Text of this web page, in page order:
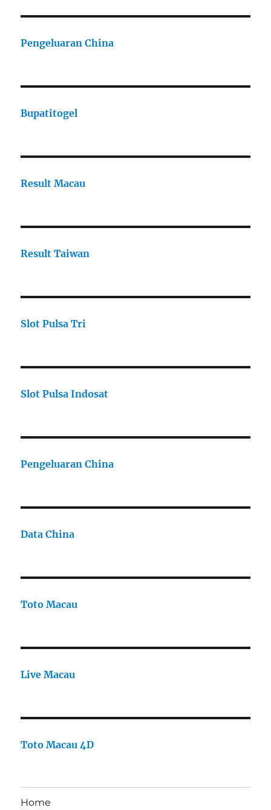
Pengeluaran China
Bupatitogel
Result Macau
Result Taiwan
Slot Pulsa Tri
Slot Pulsa Indosat
Pengeluaran China
Data China
Toto Macau
Live Macau
Toto Macau 4D
Home